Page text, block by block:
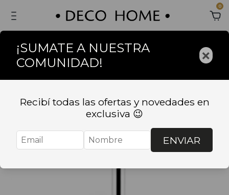
0
Sin stock
¡SUMATE A NUESTRA
COMUNIDAD!
×
Recibí todas las ofertas y novedades en
exclusiva 😉
ENVIAR